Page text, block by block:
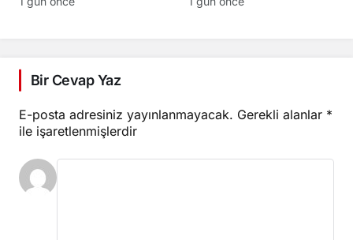
Bir Cevap Yaz
E-posta adresiniz yayınlanmayacak. Gerekli alanlar *
ile işaretlenmişlerdir